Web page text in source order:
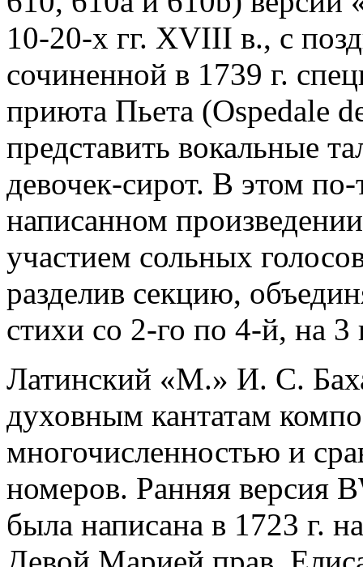
10-20-х гг. XVIII в., с
сочиненной в 1739 г.
приюта Пьета (Ospedale
представить вокальные
девочек-сирот. В этом
написанном
участием сольных
разделив секцию,
стихи со 2-го по 4-й, на 3
Латинский «М.» И. С.
духовным кантатам
многочисленностью и
номеров. Ранняя версия
была написана в 1723 г.